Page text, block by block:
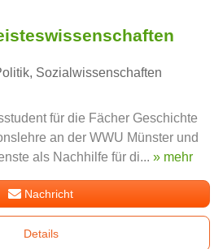
Sozialwissenschaften
für die Fächer Geschichte
an der WWU Münster und
als Nachhilfe für di... » mehr
Nachricht
Details